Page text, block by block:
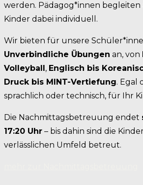
werden. Pädagog*innen
Kinder dabei individuell.
Wir bieten für unsere
Unverbindliche Übungen an, von
Volleyball , Englisch bis
Druck bis MINT-Vertiefung. Egal
sprachlich oder technisch, für Ihr
Die Nachmittagsbetreuung endet
17:20 Uhr – bis dahin sind die
verlässlichen Umfeld betreut.